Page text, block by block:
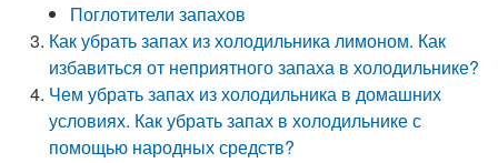
Поглотители запахов
Как убрать запах из холодильника лимоном. Как
избавиться от неприятного запаха в холодильнике?
Чем убрать запах из холодильника в домашних
условиях. Как убрать запах в холодильнике с
помощью народных средств?